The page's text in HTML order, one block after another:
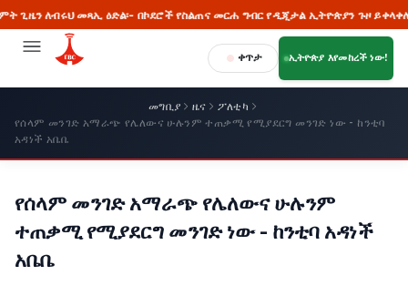
መጻኢ ዕድል፡- በኮደሮች የስልጠና መርሐ ግብር የዲጂታል ኢትዮጵያን ጉዞ ይቀላቀሉ
ቀጥታ ኢትዮጵያ እየመከረች ነው!
መግቢያ ዜና
ፖለቲካ
የሰላም መንገድ አማራጭ የሌለውና ሁሉንም ተጠቃሚ የሚያደርግ መንገድ ነው - ከንቲባ
አዳነች አቤቤ
የሰላም መንገድ አማራጭ የሌለውና ሁሉንም
ተጠቃሚ የሚያደርግ መንገድ ነው - ከንቲባ አዳነች
አቤቤ